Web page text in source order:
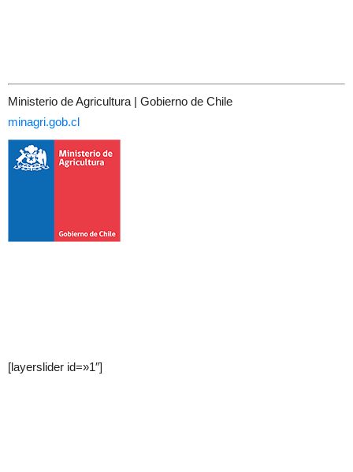
Ministerio de Agricultura | Gobierno de Chile
minagri.gob.cl
[layerslider id=»1″]